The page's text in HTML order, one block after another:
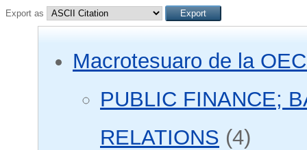
Export as
Macrotesuaro de la
PUBLIC FINANCE;
RELATIONS (4)